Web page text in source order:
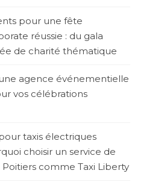
pour une fête
réussie : du gala
de charité thématique
agence événementielle
vos célébrations
taxis électriques
choisir un service de
comme Taxi Liberty